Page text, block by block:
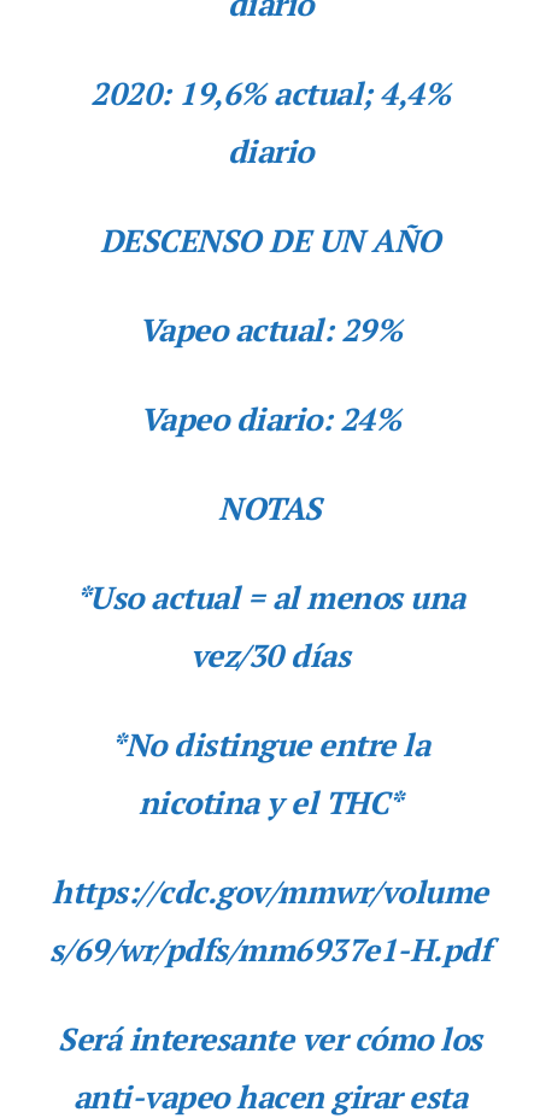
2020: 19,6% actual; 4,4%
diario
DESCENSO DE UN AÑO
Vapeo actual: 29%
Vapeo diario: 24%
NOTAS
*Uso actual = al menos una
vez/30 días
*No distingue entre la
nicotina y el THC*
https://cdc.gov/mmwr/volume
s/69/wr/pdfs/mm6937e1-H.pdf
Será interesante ver cómo los
anti-vapeo hacen girar esta